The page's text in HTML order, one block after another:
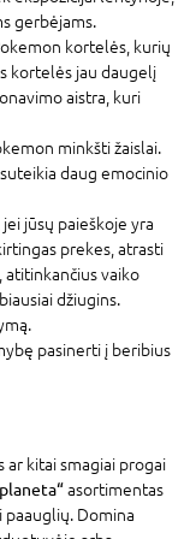
gerbėjams.
kortelės, kurių
kortelės jau daugelį
aistra, kuri
minkšti žaislai.
daug emocinio
jūsų paieškoje yra
prekes, atrasti
atitinkančius vaiko
džiugins.
pasinerti į beribius
ar kitai smagiai progai
asortimentas
paauglių. Domina